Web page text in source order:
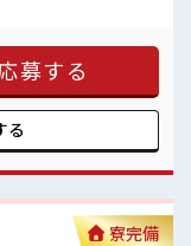
■お仕事PR
は月20時間未満で、
リ≫ 制服があるの
でも活躍できる≫ 新し
、 しっかり働く環境
ステップUP目指して
験積んでいきましょ！
ロッカーあり！ 安心し
募する
る
寮完備